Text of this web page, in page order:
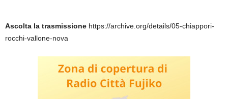
Ascolta la trasmissione https://archive.org/details/05-chiappori-
rocchi-vallone-nova